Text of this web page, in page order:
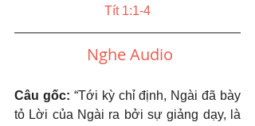
Tít 1:1-4
Nghe Audio
Câu gốc: “Tới kỳ chỉ định, Ngài đã bày
tỏ Lời của Ngài ra bởi sự giảng dạy, là